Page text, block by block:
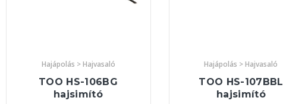
Hajápolás > Hajvasaló
TOO HS-106BG
hajsimító
Hajápolás > Hajvasaló
TOO HS-107BBL
hajsimító